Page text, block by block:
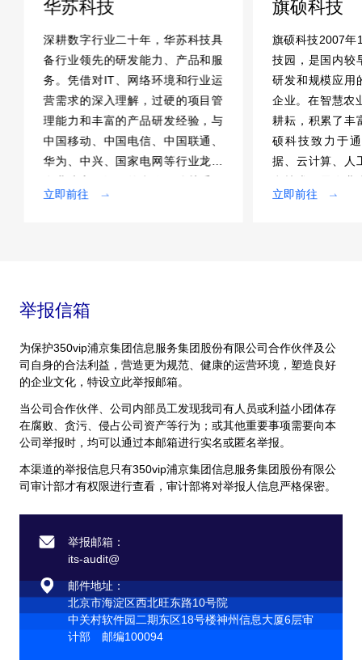
华苏科技
深耕数字行业二十年，华苏科技具
备行业领先的研发能力、产品和服
务。凭借对IT、网络环境和行业运
营需求的深入理解，过硬的项目管
理能力和丰富的产品研发经验，与
中国移动、中国电信、中国联通、
华为、中兴、国家电网等行业龙头
业务覆盖全国31个省级行政区，以
立即前往
旗硕科技
旗硕科技2007年
技园，是国内较
研发和规模应用
企业。在智慧农
耕耘，积累了丰
硕科技致力于
据、云计算、人
管理服务数字化
立即前往
举报信箱
为保护350vip浦京集团信息服务集团股份有限公司合作伙伴及公
司自身的合法利益，营造更为规范、健康的运营环境，塑造良好
的企业文化，特设立此举报邮箱。
当公司合作伙伴、公司内部员工发现我司有人员或利益小团体存
在腐败、贪污、侵占公司资产等行为；或其他重要事项需要向本
公司举报时，均可以通过本邮箱进行实名或匿名举报。
本渠道的举报信息只有350vip浦京集团信息服务集团股份有限公
司审计部才有权限进行查看，审计部将对举报人信息严格保密。
举报邮箱：
its-audit@
邮件地址：
北京市海淀区西北旺东路10号院
中关村软件园二期东区18号楼神州信息大厦6层审
计部 邮编100094